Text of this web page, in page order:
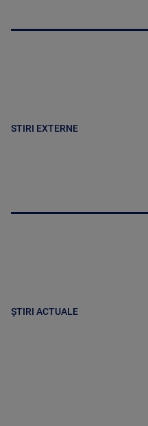
STIRI EXTERNE
ȘTIRI ACTUALE